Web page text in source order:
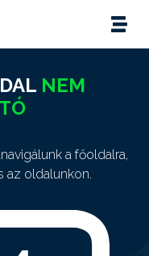
NEM
a főoldalra,
az oldalunkon.